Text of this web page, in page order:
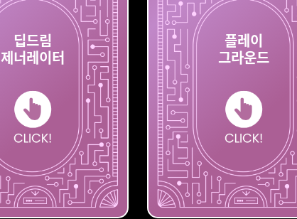
딥드림
제너레이터
딥드림
제너레이터
그라운드
플레이
그라운드